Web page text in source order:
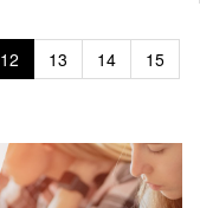
12 13 14
15